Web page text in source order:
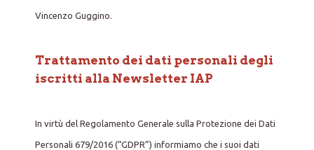
Vincenzo Guggino.
Trattamento dei dati personali degli
iscritti alla Newsletter IAP
In virtù del Regolamento Generale sulla Protezione dei Dati
Personali 679/2016 (“GDPR”) informiamo che i suoi dati